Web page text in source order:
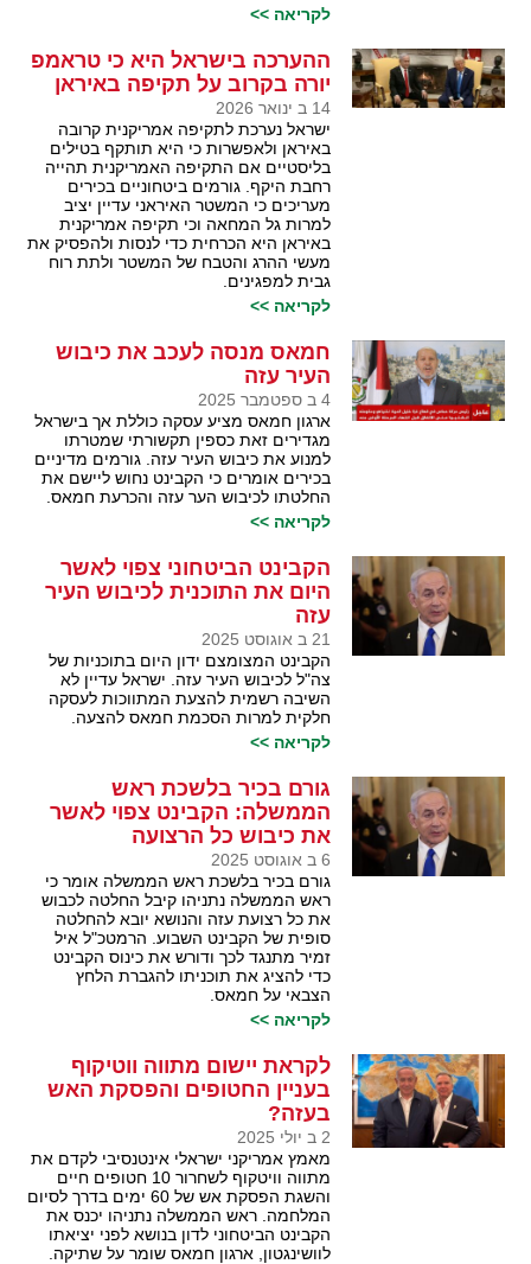
לקריאה >>
ההערכה בישראל היא כי טראמפ
יורה בקרוב על תקיפה באיראן
14 ב ינואר 2026
ישראל נערכת לתקיפה אמריקנית קרובה
באיראן ולאפשרות כי היא תותקף בטילים
בליסטיים אם התקיפה האמריקנית תהייה
רחבת היקף. גורמים ביטחוניים בכירים
מעריכים כי המשטר האיראני עדיין יציב
למרות גל המחאה וכי תקיפה אמריקנית
באיראן היא הכרחית כדי לנסות ולהפסיק את
מעשי ההרג והטבח של המשטר ולתת רוח
גבית למפגינים.
לקריאה >>
חמאס מנסה לעכב את כיבוש
העיר עזה
4 ב ספטמבר 2025
ארגון חמאס מציע עסקה כוללת אך בישראל
מגדירים זאת כספין תקשורתי שמטרתו
למנוע את כיבוש העיר עזה. גורמים מדיניים
בכירים אומרים כי הקבינט נחוש ליישם את
החלטתו לכיבוש הער עזה והכרעת חמאס.
לקריאה >>
הקבינט הביטחוני צפוי לאשר
היום את התוכנית לכיבוש העיר
עזה
21 ב אוגוסט 2025
הקבינט המצומצם ידון היום בתוכניות של
צה"ל לכיבוש העיר עזה. ישראל עדיין לא
השיבה רשמית להצעת המתווכות לעסקה
חלקית למרות הסכמת חמאס להצעה.
לקריאה >>
גורם בכיר בלשכת ראש
הממשלה: הקבינט צפוי לאשר
את כיבוש כל הרצועה
6 ב אוגוסט 2025
גורם בכיר בלשכת ראש הממשלה אומר כי
ראש הממשלה נתניהו קיבל החלטה לכבוש
את כל רצועת עזה והנושא יובא להחלטה
סופית של הקבינט השבוע. הרמטכ"ל איל
זמיר מתנגד לכך ודורש את כינוס הקבינט
כדי להציג את תוכניתו להגברת הלחץ
הצבאי על חמאס.
לקריאה >>
לקראת יישום מתווה ווטיקוף
בעניין החטופים והפסקת האש
בעזה?
2 ב יולי 2025
מאמץ אמריקני ישראלי אינטנסיבי לקדם את
מתווה וויטקוף לשחרור 10 חטופים חיים
והשגת הפסקת אש של 60 ימים בדרך לסיום
המלחמה. ראש הממשלה נתניהו יכנס את
הקבינט הביטחוני לדון בנושא לפני יציאתו
לוושינגטון, ארגון חמאס שומר על שתיקה.